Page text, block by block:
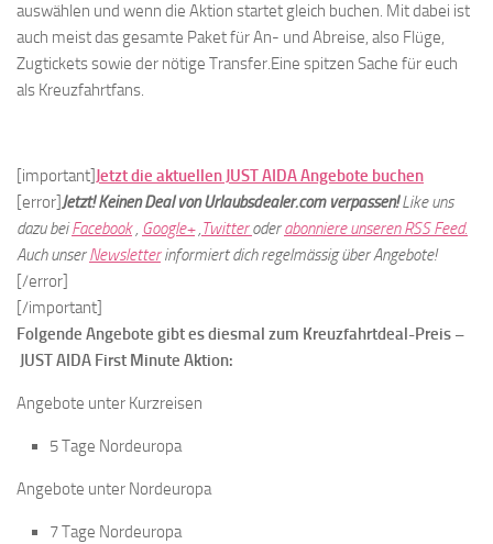
auswählen und wenn die Aktion startet gleich buchen. Mit dabei ist
auch meist das gesamte Paket für An- und Abreise, also Flüge,
Zugtickets sowie der nötige Transfer.Eine spitzen Sache für euch
als Kreuzfahrtfans.
[important] Jetzt die aktuellen JUST AIDA Angebote buchen
[error] Jetzt! Keinen Deal von Urlaubsdealer.com verpassen!Like uns
dazu beiFacebook, Google+,Twitteroderabonniere unseren RSS Feed.
Auch unserNewsletterinformiert dich regelmässig über Angebote!
[/error]
[/important]
Folgende Angebote gibt es diesmal zum Kreuzfahrtdeal-Preis –
JUST AIDA First Minute Aktion:
Angebote unter Kurzreisen
5 Tage Nordeuropa
Angebote unter Nordeuropa
7 Tage Nordeuropa